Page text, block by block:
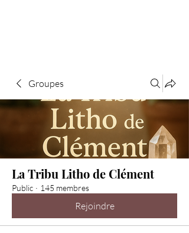
Groupes
La Tribu Litho de Clément
Public · 145 membres
Rejoindre